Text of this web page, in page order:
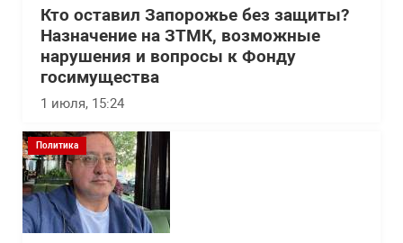
Кто оставил Запорожье без защиты?
Назначение на ЗТМК, возможные
нарушения и вопросы к Фонду
госимущества
1 июля, 15:24
Политика